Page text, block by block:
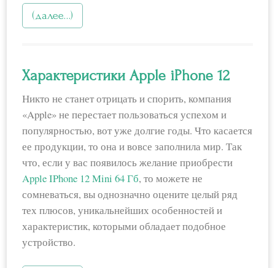
(далее…)
Характеристики Apple iPhone 12
Никто не станет отрицать и спорить, компания
«Apple» не перестает пользоваться успехом и
популярностью, вот уже долгие годы. Что касается
ее продукции, то она и вовсе заполнила мир. Так
что, если у вас появилось желание приобрести
Apple IPhone 12 Mini 64 Гб, то можете не
сомневаться, вы однозначно оцените целый ряд
тех плюсов, уникальнейших особенностей и
характеристик, которыми обладает подобное
устройство.